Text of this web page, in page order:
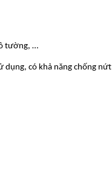
tường, …
có khả năng chống